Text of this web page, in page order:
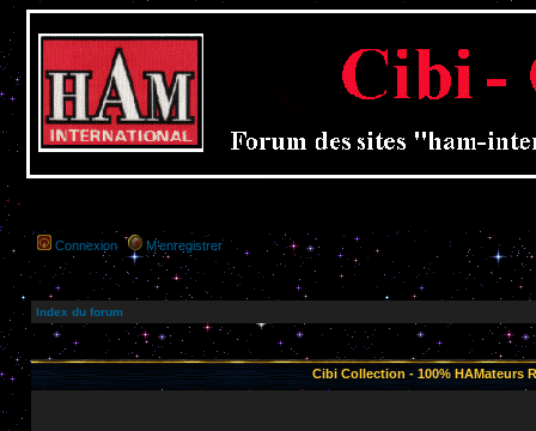
Connexion M’enregistrer
Index du forum
Cibi Collection - 100% HAMateurs